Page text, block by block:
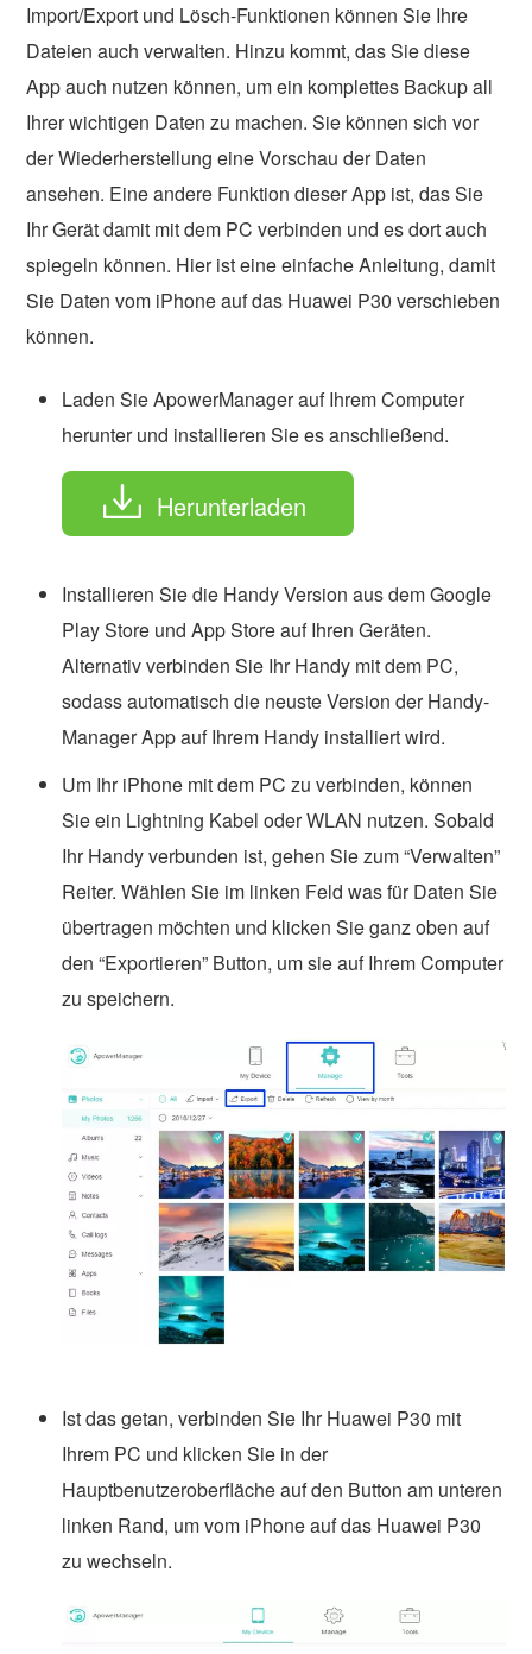
Import/Export und Lösch-Funktionen können Sie Ihre
Dateien auch verwalten. Hinzu kommt, das Sie diese
App auch nutzen können, um ein komplettes Backup all
Ihrer wichtigen Daten zu machen. Sie können sich vor
der Wiederherstellung eine Vorschau der Daten
ansehen. Eine andere Funktion dieser App ist, das Sie
Ihr Gerät damit mit dem PC verbinden und es dort auch
spiegeln können. Hier ist eine einfache Anleitung, damit
Sie Daten vom iPhone auf das Huawei P30 verschieben
können.
Laden Sie ApowerManager auf Ihrem Computer
herunter und installieren Sie es anschließend.
Herunterladen
Installieren Sie die Handy Version aus dem Google
Play Store und App Store auf Ihren Geräten.
Alternativ verbinden Sie Ihr Handy mit dem PC,
sodass automatisch die neuste Version der Handy-
Manager App auf Ihrem Handy installiert wird.
Um Ihr iPhone mit dem PC zu verbinden, können
Sie ein Lightning Kabel oder WLAN nutzen. Sobald
Ihr Handy verbunden ist, gehen Sie zum “Verwalten”
Reiter. Wählen Sie im linken Feld was für Daten Sie
übertragen möchten und klicken Sie ganz oben auf
den “Exportieren” Button, um sie auf Ihrem Computer
zu speichern.
Ist das getan, verbinden Sie Ihr Huawei P30 mit
Ihrem PC und klicken Sie in der
Hauptbenutzeroberfläche auf den Button am unteren
linken Rand, um vom iPhone auf das Huawei P30
zu wechseln.